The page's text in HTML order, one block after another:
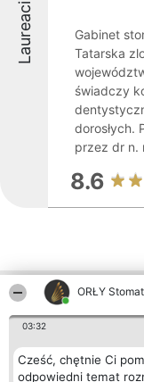
ORŁY
03:32
Cześć, chętnie Ci
odpowiedni temat
Laureaci
Gabinet
Tatarska
świadczy
dorosłych.
przez dr n.
8.6
Inne firmy
Organizator plebiscytu
Bright Side Solutions sp. z o.